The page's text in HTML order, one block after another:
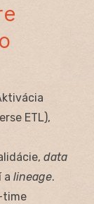
ETL),
data
a lineage.
time